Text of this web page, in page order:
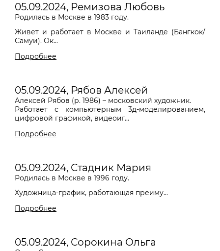
05.09.2024, Ремизова Любовь
Родилась в Москве в 1983 году.
Живет и работает в Москве и Таиланде (Бангкок/
Самуи). Ок...
Подробнее
05.09.2024, Рябов Алексей
Алексей Рябов (р. 1986) – московский художник.
Работает с компьютерным 3д-моделированием,
цифровой графикой, видеоиг...
Подробнее
05.09.2024, Стадник Мария
Родилась в Москве в 1996 году.
Художница-график, работающая преиму...
Подробнее
05.09.2024, Сорокина Ольга